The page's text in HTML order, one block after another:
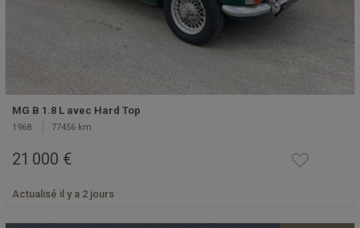
MG B 1.8 L avec Hard Top
1968 77456 km
21 000 €
Actualisé il y a 2 jours